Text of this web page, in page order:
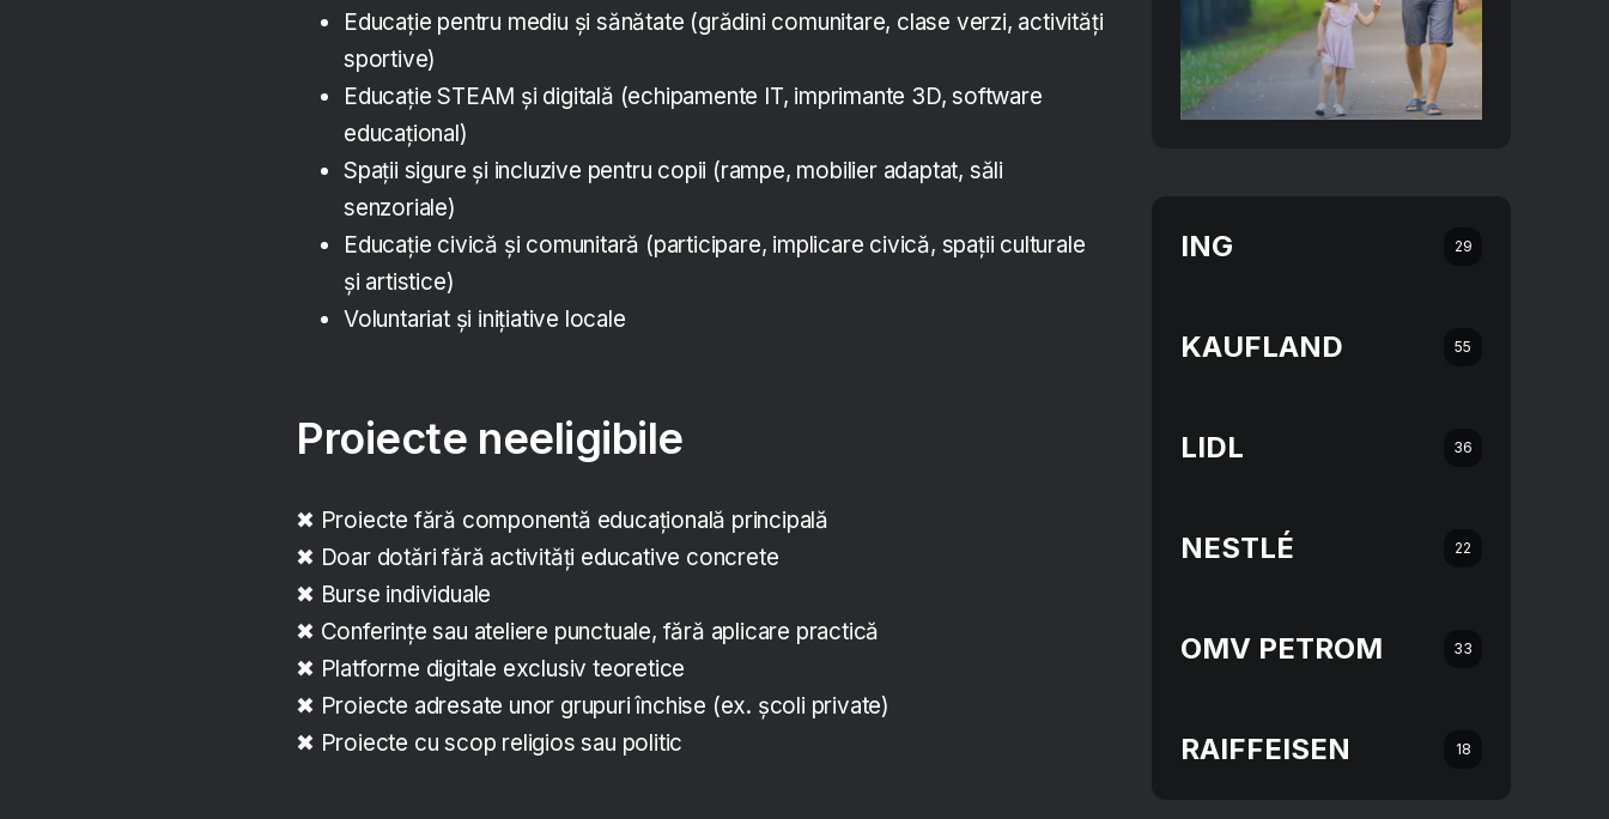
Educație pentru mediu și sănătate (grădini comunitare, clase verzi, activități
sportive)
Educație STEAM și digitală (echipamente IT, imprimante 3D, software
educațional)
Spații sigure și incluzive pentru copii (rampe, mobilier adaptat, săli
senzoriale)
Educație civică și comunitară (participare, implicare civică, spații culturale
și artistice)
Voluntariat și inițiative locale
Proiecte neeligibile
✖ Proiecte fără componentă educațională principală
✖ Doar dotări fără activități educative concrete
✖ Burse individuale
✖ Conferințe sau ateliere punctuale, fără aplicare practică
✖ Platforme digitale exclusiv teoretice
✖ Proiecte adresate unor grupuri închise (ex. școli private)
✖ Proiecte cu scop religios sau politic
ING 29
KAUFLAND 55
LIDL 36
NESTLÉ 22
OMV PETROM 33
RAIFFEISEN 18